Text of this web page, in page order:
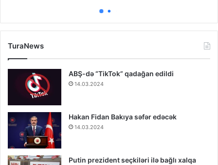
TuraNews
ABŞ-də “TikTok” qadağan edildi
14.03.2024
Hakan Fidan Bakıya səfər edəcək
14.03.2024
Putin prezident seçkiləri ilə bağlı xalqa